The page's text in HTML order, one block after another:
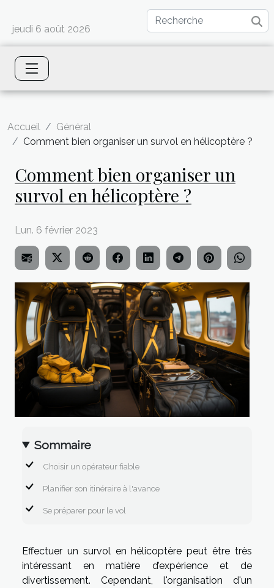
jeudi 6 août 2026
Accueil
Général
Comment bien organiser un survol en hélicoptère ?
Comment bien organiser un
survol en hélicoptère ?
Lun. 6 février 2023
Sommaire
Choisir un opérateur fiable
Planifier son itinéraire à l'avance
Se préparer pour le vol
Effectuer un survol en hélicoptère peut être très
intéressant en matière d’expérience et de
divertissement. Cependant, l'organisation d'un